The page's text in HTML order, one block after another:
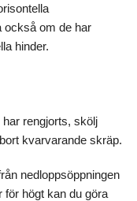
också om de har
hinder.
rengjorts, skölj
kvarvarande skräp.
nedloppsöppningen
för högt kan du göra